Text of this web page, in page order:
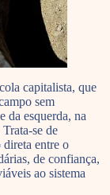
capitalista, que
sem
da esquerda, na
se de
direta entre o
de confiança,
ao sistema